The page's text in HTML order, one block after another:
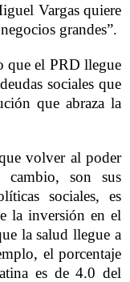
Vargas quiere
grandes”.
que el PRD llegue
sociales que
que abraza la
volver al poder
cambio, son sus
sociales, es
la inversión en el
la salud llegue a
el porcentaje
es de 4.0 del